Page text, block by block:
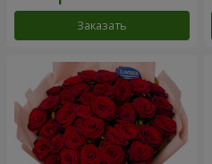
Заказать